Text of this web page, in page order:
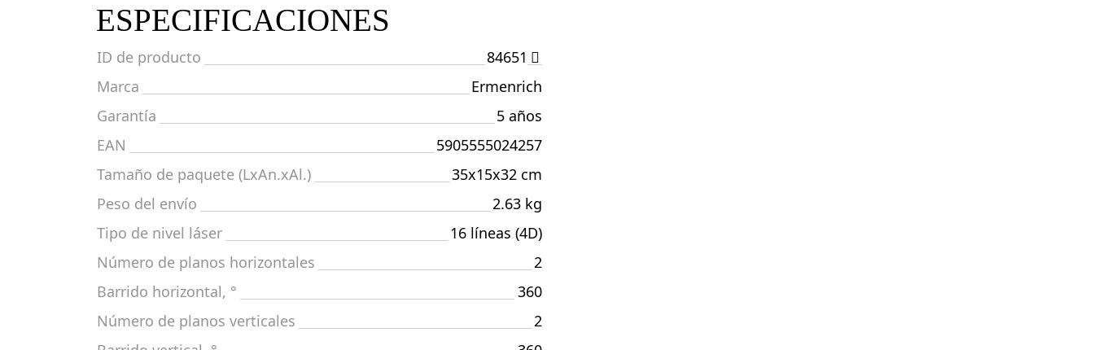
ESPECIFICACIONES
ID de producto
84651
Marca
Ermenrich
Garantía
5 años
EAN
5905555024257
Tamaño de paquete (LxAn.xAl.)
35x15x32 cm
Peso del envío
2.63 kg
Tipo de nivel láser
16 líneas (4D)
Número de planos horizontales
2
Barrido horizontal, °
360
Número de planos verticales
2